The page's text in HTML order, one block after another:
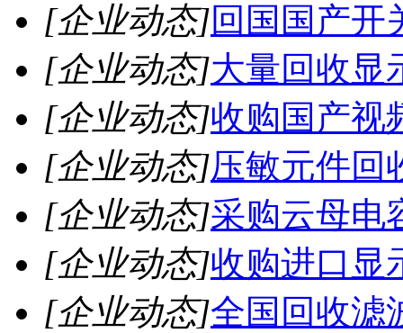
[企业动态]回国国产开
[企业动态]大量回收显
[企业动态]收购国产视
[企业动态]压敏元件回
[企业动态]采购云母电
[企业动态]收购进口显
[企业动态]全国回收滤